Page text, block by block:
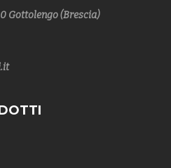
Gottolengo (Brescia)